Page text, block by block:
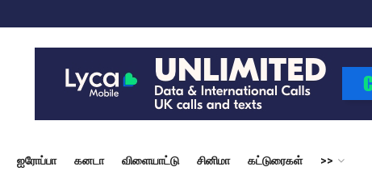
ஐரோப்பா கனடா விளையாட்டு சினிமா கட்டுரைகள் >>